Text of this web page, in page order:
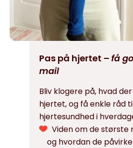
Pas på hjertet – få
mail
Bliv klogere på, hvad
hjertet, og få enkle råd
hjertesundhed i
Viden om de største
og hvordan de